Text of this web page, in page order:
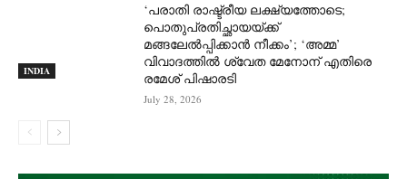
INDIA
‘പരാതി രാഷ്ട്രീയ ലക്ഷ്യത്തോടെ;
പൊതുപ്രതിച്ഛായയ്ക്ക്
മങ്ങലേല്‍പ്പിക്കാന്‍ നീക്കം’; ‘അമ്മ’
വിവാദത്തില്‍ ശ്വേത മേനോന് എതിരെ
രമേശ് പിഷാരടി
July 28, 2026